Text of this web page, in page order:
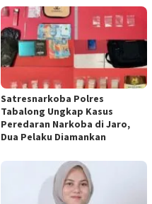
Satresnarkoba Polres
Tabalong Ungkap Kasus
Peredaran Narkoba di Jaro,
Dua Pelaku Diamankan